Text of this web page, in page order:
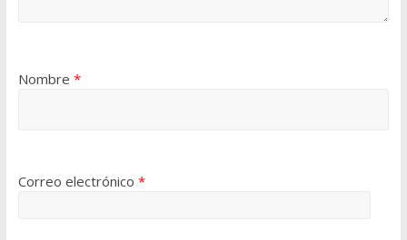
Nombre *
Correo electrónico *